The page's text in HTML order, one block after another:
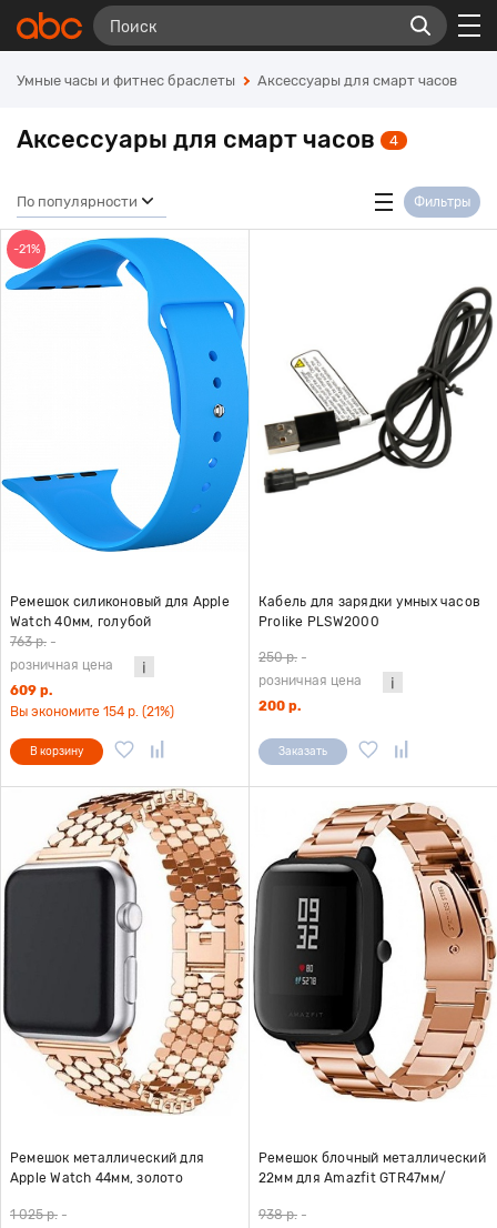
Умные часы и фитнес браслеты Аксессуары для смарт часов
Аксессуары для смарт часов 4
По популярности Фильтры
-21%
Ремешок силиконовый для Apple
Watch 40мм, голубой
763 р. -
розничная цена
609 р.
Вы экономите 154 р. (21%)
В корзину
Кабель для зарядки умных часов
Prolike PLSW2000
250 р. -
розничная цена
200 р.
Заказать
Ремешок металлический для
Apple Watch 44мм, золото
1 025 р. -
Ремешок блочный металлический
22мм для Amazfit GTR47мм/
Stratos3, розовое золото
938 р. -